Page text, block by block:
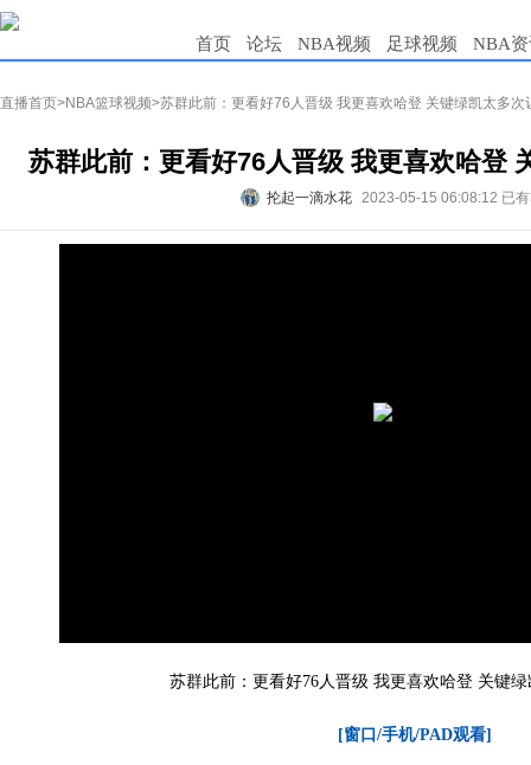
首页 论坛 NBA视频 足球视频 NBA
直播首页>NBA篮球视频>苏群此前：更看好76人晋级 我更喜欢哈登 关键绿凯太多次
苏群此前：更看好76人晋级 我更喜欢哈登
抡起一滴水花 2023-05-15 06:08:12 已
苏群此前：更看好76人晋级 我更喜欢哈登 关键
[窗口/手机/PAD观看]